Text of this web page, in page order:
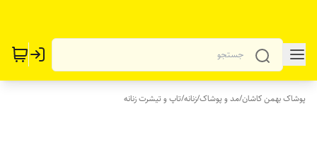
پوشاک بهمن کاشان/مد و پوشاک/زنانه/تاپ و تیشرت زنانه